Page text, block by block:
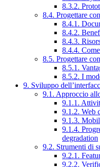
8.3.2.
8.4. Progettare
8.4.1.
8.4.2.
8.4.3.
8.4.4.
8.5. Progettare
8.5.1.
8.5.2. I
9. Sviluppo
9.1. Approccio
9.1.1.
9.1.2. Web
9.1.3.
9.1.4.
degradation
9.2. Strumenti di
9.2.1.
9.2.2.